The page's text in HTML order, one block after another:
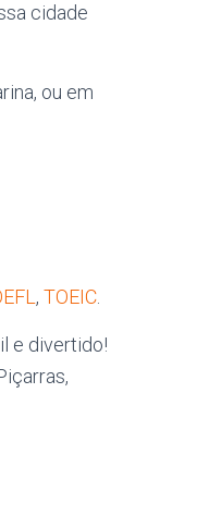
cidade
ou em
, TOEIC.
e divertido!